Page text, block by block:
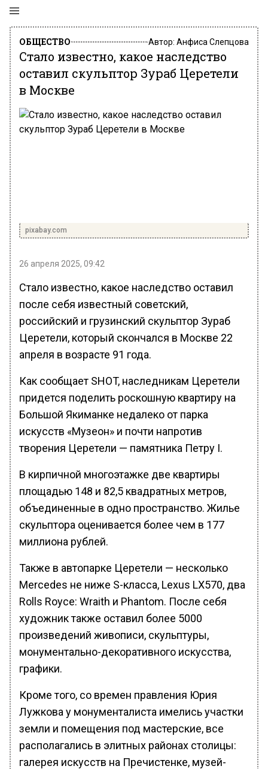
ОБЩЕСТВО Автор: Анфиса Слепцова
Стало известно, какое наследство
оставил скульптор Зураб Церетели
в Москве
pixabay.com
26 апреля 2025, 09:42
Стало известно, какое наследство оставил
после себя известный советский,
российский и грузинский скульптор Зураб
Церетели, который скончался в Москве 22
апреля в возрасте 91 года.
Как сообщает SHOT, наследникам Церетели
придется поделить роскошную квартиру на
Большой Якиманке недалеко от парка
искусств «Музеон» и почти напротив
творения Церетели — памятника Петру I.
В кирпичной многоэтажке две квартиры
площадью 148 и 82,5 квадратных метров,
объединенные в одно пространство. Жилье
скульптора оценивается более чем в 177
миллиона рублей.
Также в автопарке Церетели — несколько
Mercedes не ниже S-класса, Lexus LX570, два
Rolls Royce: Wraith и Phantom. После себя
художник также оставил более 5000
произведений живописи, скульптуры,
монументально-декоративного искусства,
графики.
Кроме того, со времен правления Юрия
Лужкова у монументалиста имелись участки
земли и помещения под мастерские, все
располагались в элитных районах столицы:
галерея искусств на Пречистенке, музей-